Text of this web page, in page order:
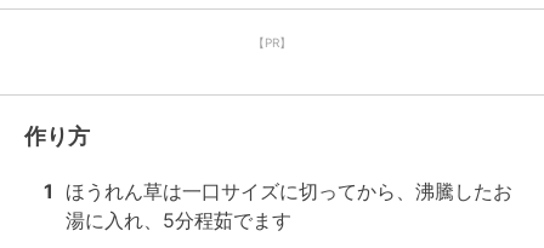
【PR】
作り方
1
ほうれん草は一口サイズに切ってから、沸騰したお
湯に入れ、5分程茹でます